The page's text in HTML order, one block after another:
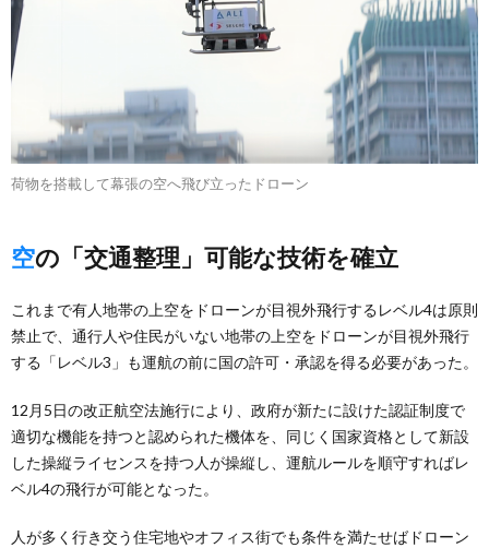
荷物を搭載して幕張の空へ飛び立ったドローン
空の「交通整理」可能な技術を確立
これまで有人地帯の上空をドローンが目視外飛行するレベル4は原則
禁止で、通行人や住民がいない地帯の上空をドローンが目視外飛行
する「レベル3」も運航の前に国の許可・承認を得る必要があった。
12月5日の改正航空法施行により、政府が新たに設けた認証制度で
適切な機能を持つと認められた機体を、同じく国家資格として新設
した操縦ライセンスを持つ人が操縦し、運航ルールを順守すればレ
ベル4の飛行が可能となった。
人が多く行き交う住宅地やオフィス街でも条件を満たせばドローン